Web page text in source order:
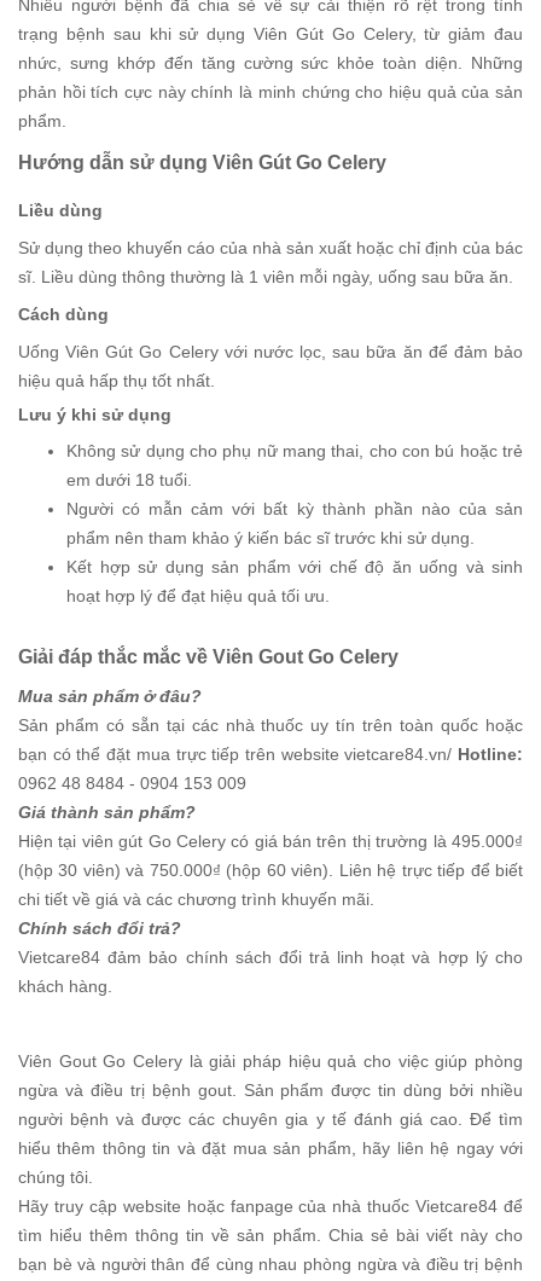
Nhiều người bệnh đã chia sẻ về sự cải thiện rõ rệt trong tình
trạng bệnh sau khi sử dụng Viên Gút Go Celery, từ giảm đau
nhức, sưng khớp đến tăng cường sức khỏe toàn diện. Những
phản hồi tích cực này chính là minh chứng cho hiệu quả của sản
phẩm.
Hướng dẫn sử dụng Viên Gút Go Celery
Liều dùng
Sử dụng theo khuyến cáo của nhà sản xuất hoặc chỉ định của bác
sĩ. Liều dùng thông thường là 1 viên mỗi ngày, uống sau bữa ăn.
Cách dùng
Uống Viên Gút Go Celery với nước lọc, sau bữa ăn để đảm bảo
hiệu quả hấp thụ tốt nhất.
Lưu ý khi sử dụng
Không sử dụng cho phụ nữ mang thai, cho con bú hoặc trẻ
em dưới 18 tuổi.
Người có mẫn cảm với bất kỳ thành phần nào của sản
phẩm nên tham khảo ý kiến bác sĩ trước khi sử dụng.
Kết hợp sử dụng sản phẩm với chế độ ăn uống và sinh
hoạt hợp lý để đạt hiệu quả tối ưu.
Giải đáp thắc mắc về Viên Gout Go Celery
Mua sản phẩm ở đâu?
Sản phẩm có sẵn tại các nhà thuốc uy tín trên toàn quốc hoặc
bạn có thể đặt mua trực tiếp trên website vietcare84.vn/ Hotline:
0962 48 8484 - 0904 153 009
Giá thành sản phẩm?
Hiện tại viên gút Go Celery có giá bán trên thị trường là 495.000₫
(hộp 30 viên) và 750.000₫ (hộp 60 viên). Liên hệ trực tiếp để biết
chi tiết về giá và các chương trình khuyến mãi.
Chính sách đổi trả?
Vietcare84 đảm bảo chính sách đổi trả linh hoạt và hợp lý cho
khách hàng.
Viên Gout Go Celery là giải pháp hiệu quả cho việc giúp phòng
ngừa và điều trị bệnh gout. Sản phẩm được tin dùng bởi nhiều
người bệnh và được các chuyên gia y tế đánh giá cao. Để tìm
hiểu thêm thông tin và đặt mua sản phẩm, hãy liên hệ ngay với
chúng tôi.
Hãy truy cập website hoặc fanpage của nhà thuốc Vietcare84 để
tìm hiểu thêm thông tin về sản phẩm. Chia sẻ bài viết này cho
bạn bè và người thân để cùng nhau phòng ngừa và điều trị bệnh